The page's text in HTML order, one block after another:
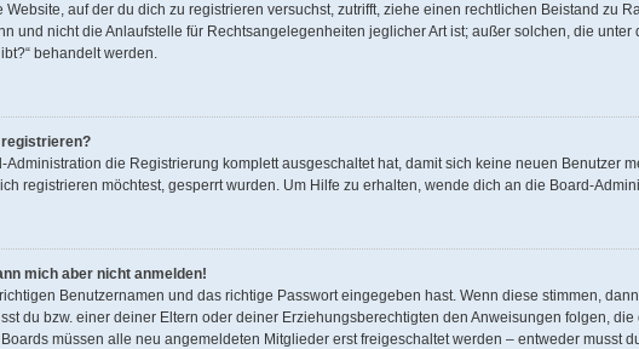
Website, auf der du dich zu registrieren versuchst, zutrifft, ziehe einen rechtlichen Beistand zu
und nicht die Anlaufstelle für Rechtsangelegenheiten jeglicher Art ist; außer solchen, die
behandelt werden.
Administration die Registrierung komplett ausgeschaltet hat, damit sich keine neuen Benutzer
registrieren möchtest, gesperrt wurden. Um Hilfe zu erhalten, wende dich an die Board-
mich aber nicht anmelden!
Benutzernamen und das richtige Passwort eingegeben hast. Wenn diese stimmen,
du bzw. einer deiner Eltern oder deiner Erziehungsberechtigten den Anweisungen folgen,
müssen alle neu angemeldeten Mitglieder erst freigeschaltet werden – entweder musst